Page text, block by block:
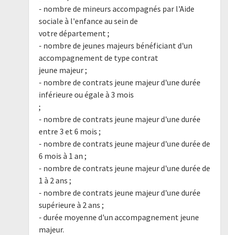
- nombre de mineurs accompagnés par l'Aide
sociale à l'enfance au sein de
votre département ;
- nombre de jeunes majeurs bénéficiant d'un
accompagnement de type contrat
jeune majeur ;
- nombre de contrats jeune majeur d'une durée
inférieure ou égale à 3 mois
;
- nombre de contrats jeune majeur d'une durée
entre 3 et 6 mois ;
- nombre de contrats jeune majeur d'une durée de
6 mois à 1 an ;
- nombre de contrats jeune majeur d'une durée de
1 à 2 ans ;
- nombre de contrats jeune majeur d'une durée
supérieure à 2 ans ;
- durée moyenne d'un accompagnement jeune
majeur.